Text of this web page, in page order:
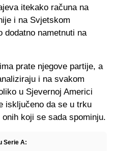
itekako računa na
i na Svjetskom
dodatno nametnuti na
prate njegove partije, a
i na svakom
u Sjevernoj Americi
isključeno da se u trku
koji se sada spominju.
Serie A: